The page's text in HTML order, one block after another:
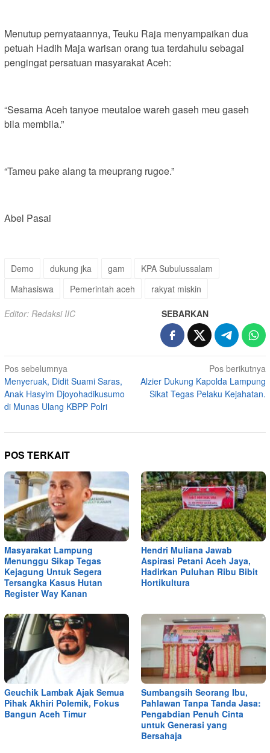
Menutup pernyataannya, Teuku Raja menyampaikan dua
petuah Hadih Maja warisan orang tua terdahulu sebagai
pengingat persatuan masyarakat Aceh:
“Sesama Aceh tanyoe meutaloe wareh gaseh meu gaseh
bila membila.”
“Tameu pake alang ta meuprang rugoe.”
Abel Pasai
Demo dukung jka gam
KPA Subulussalam
Mahasiswa
Pemerintah aceh rakyat miskin
Editor: Redaksi IIC SEBARKAN
Navigasi
pos
Pos sebelumnya
Menyeruak, Didit Suami Saras,
Anak Hasyim Djoyohadikusumo
di Munas Ulang KBPP Polri
Pos berikutnya
Alzier Dukung Kapolda Lampung
Sikat Tegas Pelaku Kejahatan.
POS TERKAIT
Masyarakat Lampung
Menunggu Sikap Tegas
Kejagung Untuk Segera
Tersangka Kasus Hutan
Register Way Kanan
Hendri Muliana Jawab
Aspirasi Petani Aceh Jaya,
Hadirkan Puluhan Ribu Bibit
Hortikultura
Geuchik Lambak Ajak Semua
Pihak Akhiri Polemik, Fokus
Bangun Aceh Timur
Sumbangsih Seorang Ibu,
Pahlawan Tanpa Tanda Jasa:
Pengabdian Penuh Cinta
untuk Generasi yang
Bersahaja